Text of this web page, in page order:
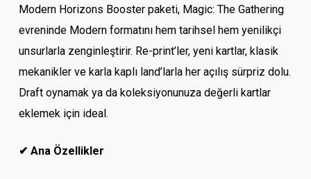
Modern Horizons Booster paketi, Magic: The Gathering
evreninde Modern formatını hem tarihsel hem yenilikçi
unsurlarla zenginleştirir. Re-print’ler, yeni kartlar, klasik
mekanikler ve karla kaplı land’larla her açılış sürpriz dolu.
Draft oynamak ya da koleksiyonunuza değerli kartlar
eklemek için ideal.
✔ Ana Özellikler